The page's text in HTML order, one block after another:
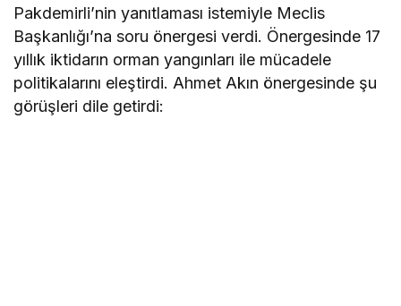
Pakdemirli’nin yanıtlaması istemiyle Meclis
Başkanlığı’na soru önergesi verdi. Önergesinde 17
yıllık iktidarın orman yangınları ile mücadele
politikalarını eleştirdi. Ahmet Akın önergesinde şu
görüşleri dile getirdi: